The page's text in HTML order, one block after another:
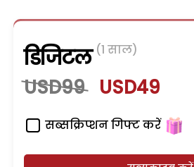
डिजिटल (1 साल)
USD99 USD49
सब्सक्रिप्शन गिफ्ट करें